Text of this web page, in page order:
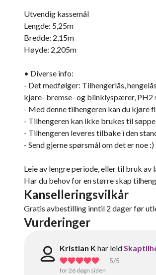
Utvendig kassemål
Lengde: 5,25m
Bredde: 2,15m
Høyde: 2,205m
• Diverse info:
- Det medfølger: Tilhengerlås,
kjøre- bremse- og blinklyspærer,
- Med denne tilhengeren kan du kjøre
- Tilhengeren kan ikke brukes til
- Tilhengeren leveres tilbake i den
- Send gjerne spørsmål om det er noe :)
Leie av lengre periode, eller til bruk av
Har du behov for en større skap
Kanselleringsvilkår
Gratis avbestilling inntil 2 dager før
Vurderinger
Kristian K har leid
5/5
for 26 døgn siden